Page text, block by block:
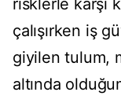
risklerle karşı
çalışırken iş
giyilen tulum,
altında